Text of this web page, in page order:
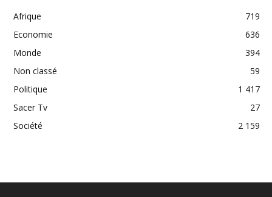
Afrique
719
Economie
636
Monde
394
Non classé
59
Politique
1 417
Sacer Tv
27
Société
2 159